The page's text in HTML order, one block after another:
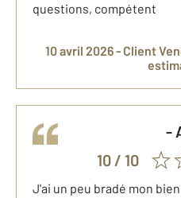
questions, compétent
10 avril 2026 - Client
-
10/ 10
J'ai un peu bradé mon